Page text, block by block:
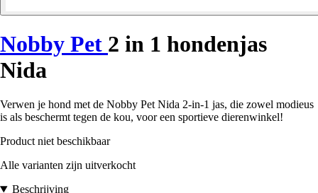
Nobby Pet 2 in 1 hondenjas
Nida
Verwen je hond met de Nobby Pet Nida 2-in-1 jas, die zowel modieus
is als beschermt tegen de kou, voor een sportieve dierenwinkel!
Product niet beschikbaar
Alle varianten zijn uitverkocht
Beschrijving